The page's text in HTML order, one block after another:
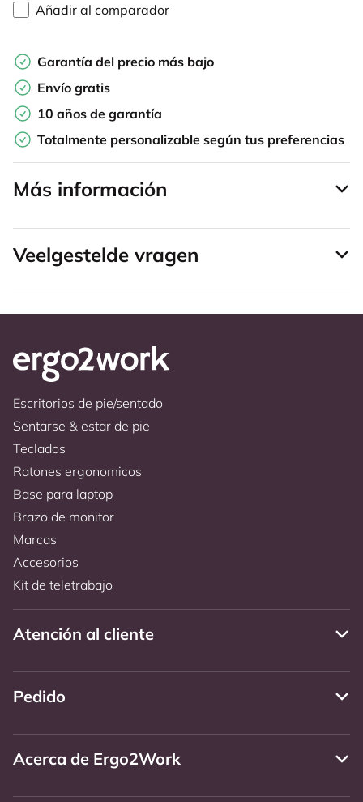
Añadir al comparador
Garantía del precio más bajo
Envío gratis
10 años de garantía
Totalmente personalizable según tus preferencias
Más información
Veelgestelde vragen
Escritorios de pie/sentado
Sentarse & estar de pie
Teclados
Ratones ergonomicos
Base para laptop
Brazo de monitor
Marcas
Accesorios
Kit de teletrabajo
Atención al cliente
Pedido
Acerca de Ergo2Work